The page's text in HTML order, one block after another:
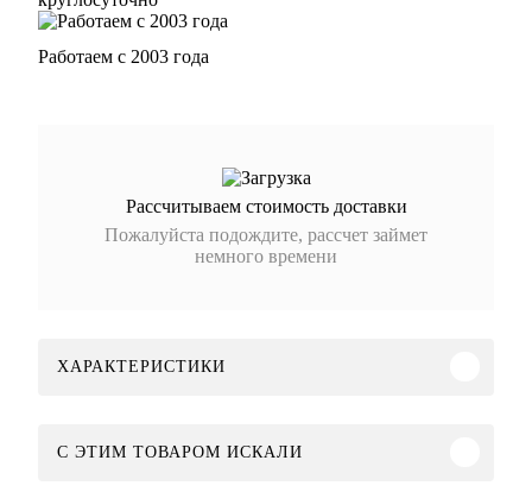
Работаем с 2003 года
Рассчитываем стоимость доставки
Пожалуйста подождите, рассчет займет
немного времени
ХАРАКТЕРИСТИКИ
C ЭТИМ ТОВАРОМ ИСКАЛИ